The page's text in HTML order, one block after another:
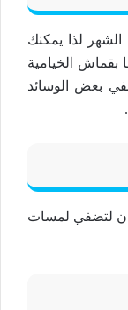
الشهر لذا يمكنك
الخيامية
بعض الوسائد
لتضفي لمسات